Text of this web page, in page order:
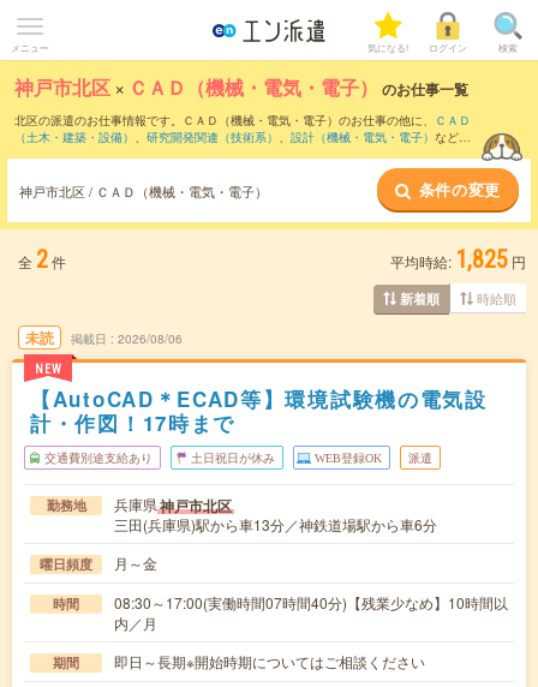
メニュー 気になる! ログイン 検索
神戸市北区 × ＣＡＤ（機械・電気・電子） のお仕事一覧
北区の派遣のお仕事情報です。ＣＡＤ（機械・電気・電子）のお仕事の他に、
ＣＡＤ
（土木・建築・設備） 、 研究開発関連（技術系） 、 設計（機械・電気・電子） などを
ＣＡＤ（機械・電気・電子）のお仕事と
は？とは？
神戸市北区 / ＣＡＤ（機械・電気・電子） 条件の変更
全 2件 平均時給: 1,825 円
新着順 時給順
未読
NEW
掲載日 2026/08/06
【AutoCAD＊ECAD等】環境試験機の電気設
計・作図！17時まで
交通費別途支給あり 土日祝日が休み WEB登録OK 派遣
勤務地 兵庫県神戸市北区
三田(兵庫県)駅から車13分／神鉄道場駅から車6分
曜日頻度 月～金
時間
08:30～17:00(実働時間07時間40分)【残業少なめ】10時間以
内／月
期間 即日～長期※開始時期についてはご相談ください